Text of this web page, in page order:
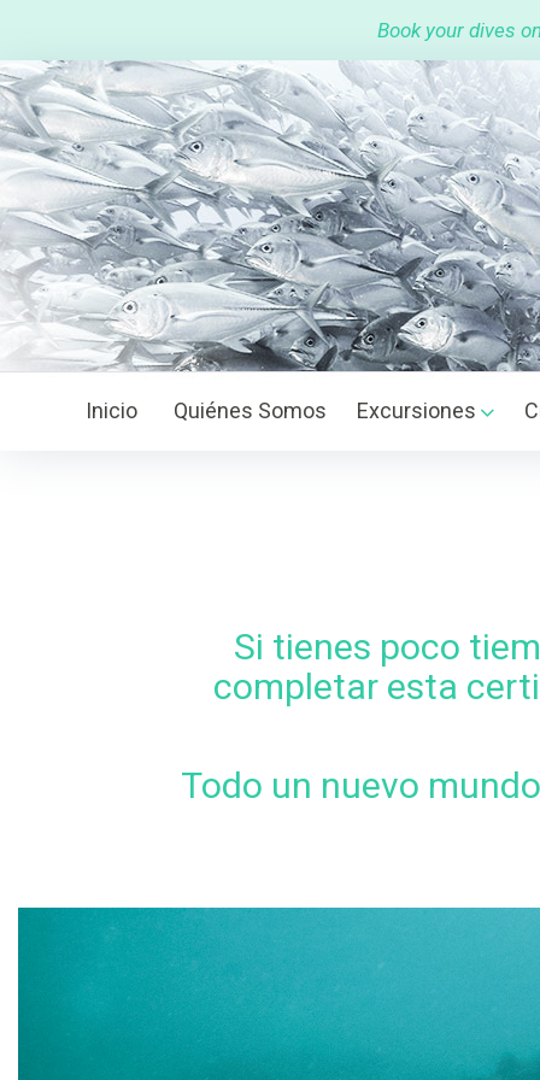
i
p
t
o
c
o
n
t
e
n
Book your dives
Inicio Quiénes Somos Excursiones
c
Si tienes poco
completar esta
Todo un nuevo